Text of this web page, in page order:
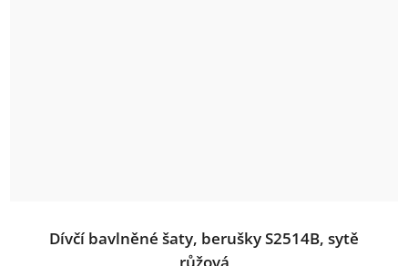
Dívčí bavlněné šaty, berušky S2514B, sytě